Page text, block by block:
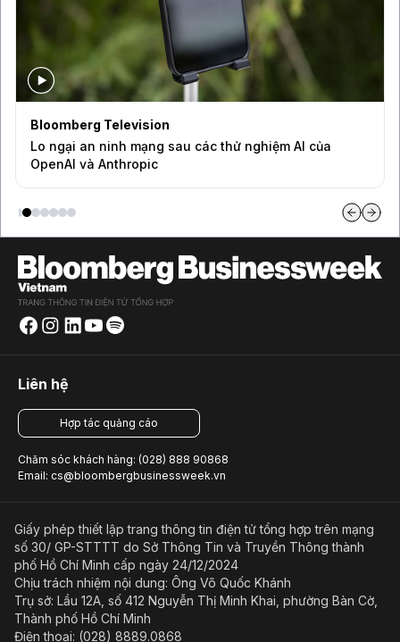
Bloomberg Television
Lo ngại an ninh mạng sau các thử nghiệm AI của
OpenAI và Anthropic
Liên hệ
Hợp tác quảng cáo
Chăm sóc khách hàng: (028) 888 90868
Email: cs@bloombergbusinessweek.vn
Giấy phép thiết lập trang thông tin điện tử tổng hợp trên mạng
số 30/ GP-STTTT do Sở Thông Tin và Truyền Thông thành
phố Hồ Chí Minh cấp ngày 24/12/2024
Chịu trách nhiệm nội dung: Ông Võ Quốc Khánh
Trụ sở: Lầu 12A, số 412 Nguyễn Thị Minh Khai, phường Bàn Cờ,
Thành phố Hồ Chí Minh
Điện thoại: (028) 8889.0868